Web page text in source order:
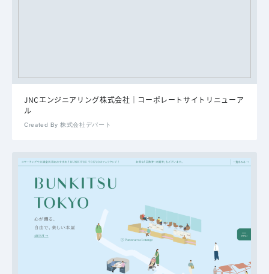
JNCエンジニアリング株式会社｜コーポレートサイトリニューア
ル
Created By 株式会社デパート